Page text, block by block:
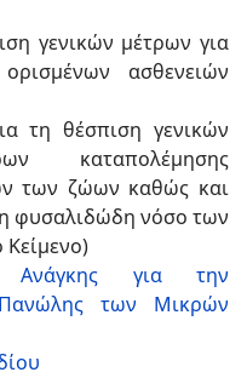
γενικών μέτρων για
ασθενειών
τη θέσπιση γενικών
καταπολέμησης
των ζώων καθώς και
φυσαλιδώδη νόσο των
Ανάγκης για την
των Μικρών